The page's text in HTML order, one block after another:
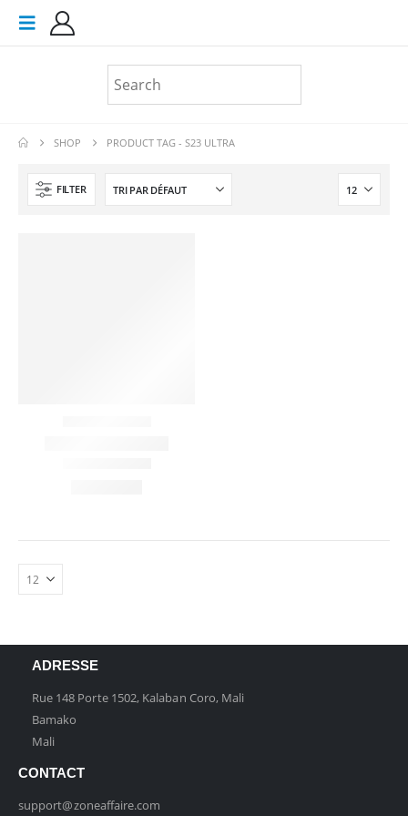
SHOP PRODUCT TAG -S23 ULTRA
FILTER
ADRESSE
Rue 148 Porte 1502, Kalaban Coro, Mali
Bamako
Mali
CONTACT
support@zoneaffaire.com